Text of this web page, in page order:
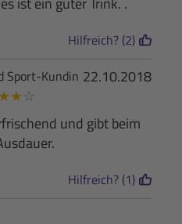
Hilfreich? (2)
22.10.2018
Sport-Kundin
★☆
und gibt beim
Hilfreich? (1)